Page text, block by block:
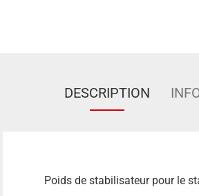
DESCRIPTION
Poids de stabilisateur pour le